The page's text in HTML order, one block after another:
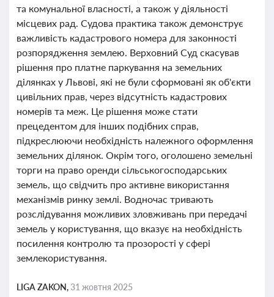
та комунальної власності, а також у діяльності
місцевих рад. Судова практика також демонструє
важливість кадастрового номера для законності
розпорядження землею. Верховний Суд скасував
рішення про платне паркування на земельних
ділянках у Львові, які не були сформовані як об'єкти
цивільних прав, через відсутність кадастрових
номерів та меж. Це рішення може стати
прецедентом для інших подібних справ,
підкреслюючи необхідність належного оформлення
земельних ділянок. Окрім того, оголошено земельні
торги на право оренди сільськогосподарських
земель, що свідчить про активне використання
механізмів ринку землі. Водночас тривають
розслідування можливих зловживань при передачі
земель у користування, що вказує на необхідність
посилення контролю та прозорості у сфері
землекористування.
LIGA ZAKON,31 жовтня 2025